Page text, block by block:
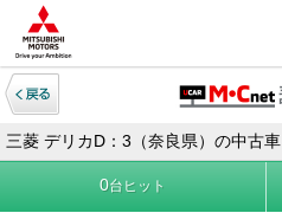
三菱 デリカD：3（奈良県）の中古車
0台ヒット